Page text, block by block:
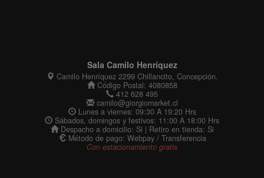
Sala Camilo Henríquez
Camilo Henríquez 2299 Chillancito, Concepción.
Código Postal: 4080858
412 628 495
camilo@giorgiomarket.cl
Lunes a viernes: 09:30 A 19:20 Hrs
Sábados, domingos y festivos: 11:00 A 18:00 Hrs
Despacho a domicilio: Si | Retiro en tienda: Si
Método de pago: Webpay / Transferencia
Con estacionamiento gratis